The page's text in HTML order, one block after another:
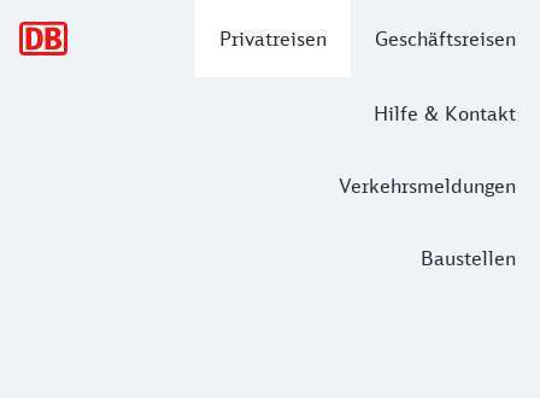
Privatreisen Geschäftsreisen
Hilfe & Kontakt
Verkehrsmeldungen
Baustellen